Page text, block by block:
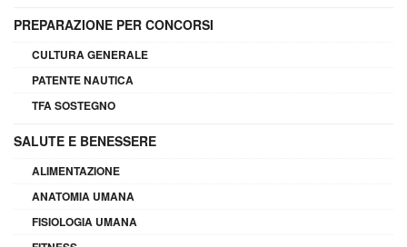
PREPARAZIONE PER CONCORSI
CULTURA GENERALE
PATENTE NAUTICA
TFA SOSTEGNO
SALUTE E BENESSERE
ALIMENTAZIONE
ANATOMIA UMANA
FISIOLOGIA UMANA